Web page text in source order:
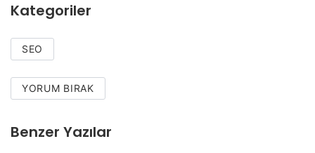
Kategoriler
SEO
YORUM BIRAK
Benzer Yazılar